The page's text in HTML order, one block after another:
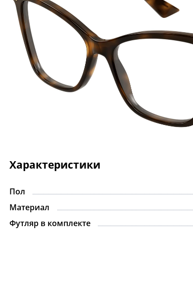
Характеристики
Пол
Материал
Футляр в комплекте